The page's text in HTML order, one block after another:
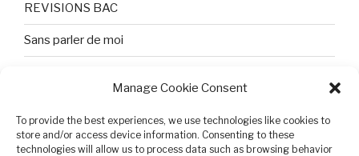
Manage Cookie Consent
To provide the best experiences, we use technologies like cookies to
store and/or access device information. Consenting to these
technologies will allow us to process data such as browsing behavior
REVISIONS BAC
Sans parler de moi
Tristesse et attente